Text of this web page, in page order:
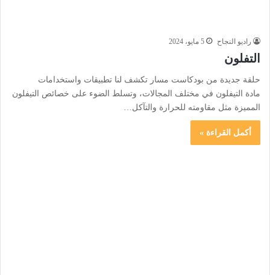
راديو النجاح 5 مايو، 2024
التفلون
حلقة جديدة من بودكاست مسار تكشف لنا تطبيقات واستخدامات
مادة التيفلون في مختلف المجالات، وتسلط الضوء على خصائص التيفلون
المميزة مثل مقاومته للحرارة والتآكل…
أكمل القراءة »